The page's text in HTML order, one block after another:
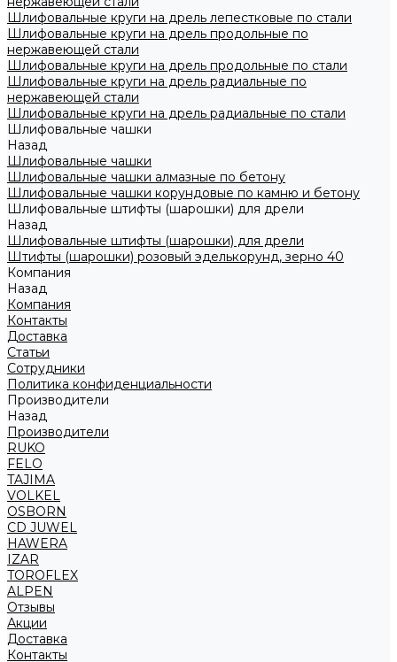
Шлифовальные круги на дрель лепестковые по стали
Шлифовальные круги на дрель продольные по
нержавеющей стали
Шлифовальные круги на дрель продольные по стали
Шлифовальные круги на дрель радиальные по
нержавеющей стали
Шлифовальные круги на дрель радиальные по стали
Шлифовальные чашки
Назад
Шлифовальные чашки
Шлифовальные чашки алмазные по бетону
Шлифовальные чашки корундовые по камню и бетону
Шлифовальные штифты (шарошки) для дрели
Назад
Шлифовальные штифты (шарошки) для дрели
Штифты (шарошки) розовый эделькорунд, зерно 40
Компания
Назад
Компания
Контакты
Доставка
Статьи
Сотрудники
Политика конфиденциальности
Производители
Назад
Производители
RUKO
FELO
TAJIMA
VOLKEL
OSBORN
CD JUWEL
HAWERA
IZAR
TOROFLEX
ALPEN
Отзывы
Акции
Доставка
Контакты